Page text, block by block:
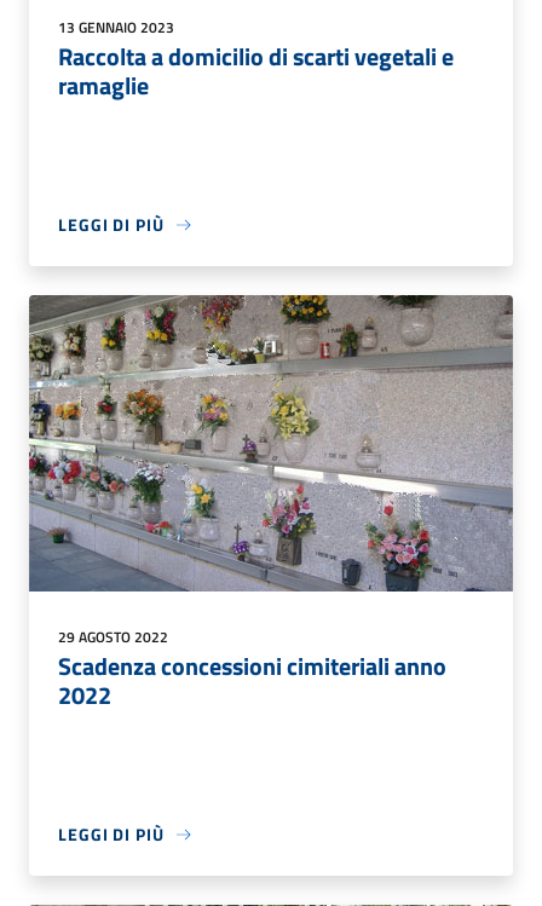
13 GENNAIO 2023
Raccolta a domicilio di scarti vegetali e
ramaglie
LEGGI DI PIÙ
29 AGOSTO 2022
Scadenza concessioni cimiteriali anno
2022
LEGGI DI PIÙ